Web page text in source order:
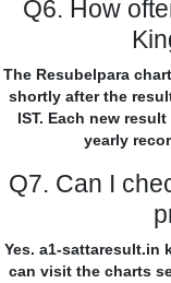
Q6. How
The Resubelpara
shortly after the
IST. Each new
yearly
Q7. Can I
Yes. a1-sattaresult.in
can visit the charts